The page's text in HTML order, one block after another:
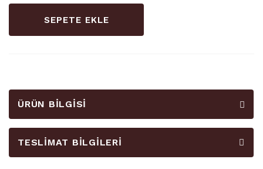
SEPETE EKLE
ÜRÜN BILGISI
TESLIMAT BILGILERI